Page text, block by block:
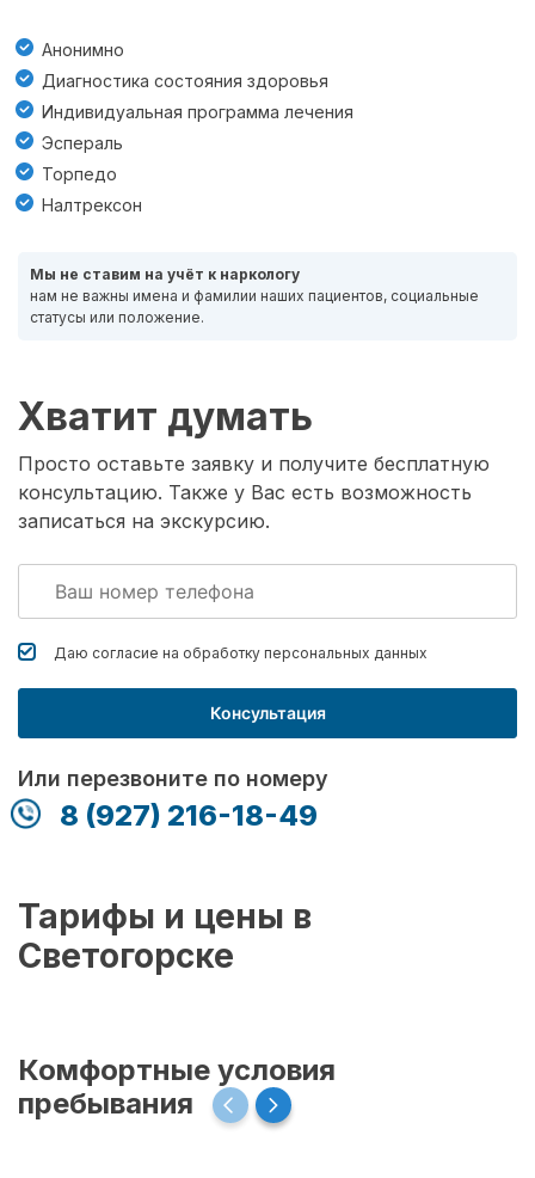
Анонимно
Диагностика состояния здоровья
Индивидуальная программа лечения
Эспераль
Торпедо
Налтрексон
Мы не ставим на учёт к наркологу
нам не важны имена и фамилии наших пациентов, социальные
статусы или положение.
Хватит думать
Просто оставьте заявку и получите бесплатную
консультацию. Также у Вас есть возможность
записаться на экскурсию.
Даю согласие на обработку персональных данных
Консультация
Или перезвоните по номеру
8 (927) 216-18-49
Тарифы и цены в
Светогорске
Комфортные условия
пребывания